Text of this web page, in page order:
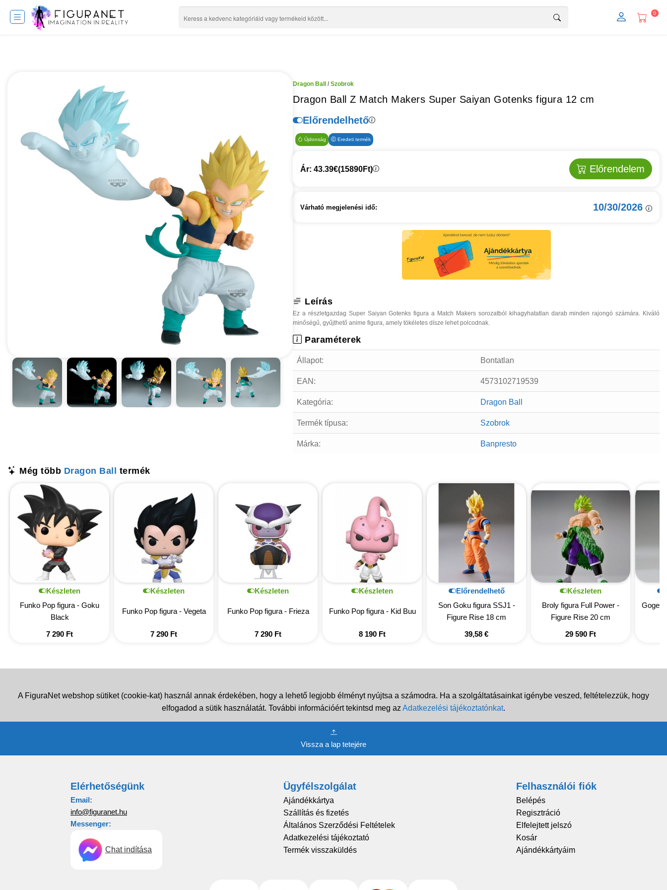
0
Dragon Ball / Szobrok
Dragon Ball Z Match Makers Super Saiyan Gotenks figura 12 cm
Előrendelhető
Újdonság Eredeti termék
Ár: 43.39€(15890Ft) Előrendelem
Várható megjelenési idő: 10/30/2026
Leírás
Ez a részletgazdag Super Saiyan Gotenks figura a Match Makers sorozatból kihagyhatatlan darab minden rajongó számára. Kiváló
minőségű, gyűjthető anime figura, amely tökéletes dísze lehet polcodnak.
Paraméterek
Állapot: Bontatlan
EAN: 4573102719539
Kategória: Dragon Ball
Termék típusa: Szobrok
Márka: Banpresto
Még több Dragon Ball termék
Készleten
Funko Pop figura - Goku
Black
7 290 Ft
Készleten
Funko Pop figura - Vegeta
7 290 Ft
Készleten
Funko Pop figura - Frieza
7 290 Ft
Készleten
Funko Pop figura - Kid Buu
8 190 Ft
Előrendelhető
Son Goku figura SSJ1 -
Figure Rise 18 cm
39,58 €
Készleten
Broly figura Full Power -
Figure Rise 20 cm
29 590 Ft
A FiguraNet webshop sütiket (cookie-kat) használ annak érdekében, hogy a lehető legjobb élményt nyújtsa a számodra. Ha a szolgáltatásainkat igénybe veszed, feltételezzük, hogy
elfogadod a sütik használatát. További információért tekintsd meg az Adatkezelési tájékoztatónkat.
Vissza a lap tetejére
Elérhetőségünk
Email:
info@figuranet.hu
Messenger:
Chat indítása
Ügyfélszolgálat
Ajándékkártya
Szállítás és fizetés
Általános Szerződési Feltételek
Adatkezelési tájékoztató
Termék visszaküldés
Felhasználói fiók
Belépés
Regisztráció
Elfelejtett jelszó
Kosár
Ajándékkártyáim